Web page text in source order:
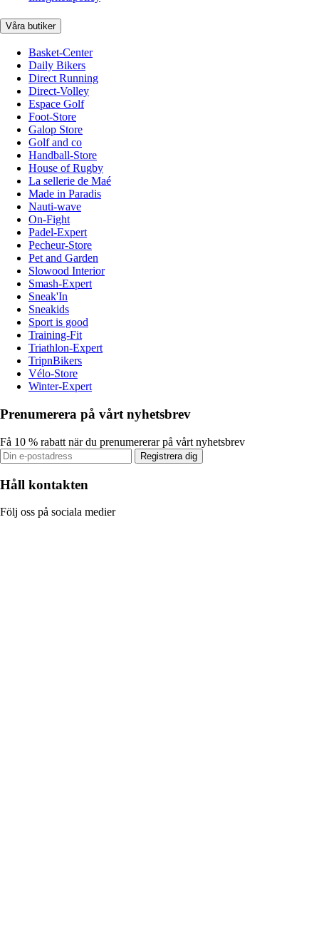
Våra butiker
Basket-Center
Daily Bikers
Direct Running
Direct-Volley
Espace Golf
Foot-Store
Galop Store
Golf and co
Handball-Store
House of Rugby
La sellerie de Maé
Made in Paradis
Nauti-wave
On-Fight
Padel-Expert
Pecheur-Store
Pet and Garden
Slowood Interior
Smash-Expert
Sneak'In
Sneakids
Sport is good
Training-Fit
Triathlon-Expert
TripnBikers
Vélo-Store
Winter-Expert
Prenumerera på vårt nyhetsbrev
Få 10 % rabatt när du prenumererar på vårt nyhetsbrev
Registrera dig
Håll kontakten
Följ oss på sociala medier